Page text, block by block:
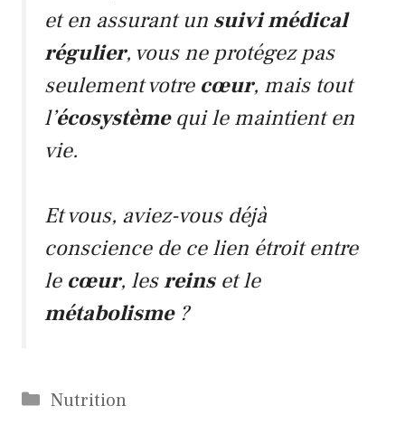
et en assurant un suivi médical
régulier, vous ne protégez pas
seulement votre cœur, mais tout
l’écosystèmequi le maintient en
vie.
Et vous, aviez-vous déjà
conscience de ce lien étroit entre
le cœur, lesreinset le
métabolisme?
Catégories
Nutrition